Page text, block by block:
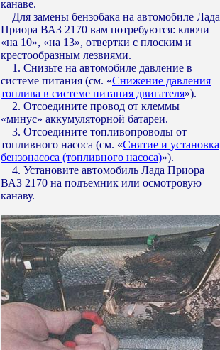
канаве.
Для замены бензобака на автомобиле Лада
Приора ВАЗ 2170 вам потребуются: ключи
«на 10», «на 13», отвертки с плоским и
крестообразным лезвиями.
1. Снизьте на автомобиле давление в
системе питания (см. «Снижение давления
топлива в системе питания двигателя»).
2. Отсоедините провод от клеммы
«минус» аккумуляторной батареи.
3. Отсоедините топливопроводы от
топливного насоса (см. «Снятие и установка
бензонасоса (топливного насоса)»).
4. Установите автомобиль Лада Приора
ВАЗ 2170 на подъемник или осмотровую
канаву.